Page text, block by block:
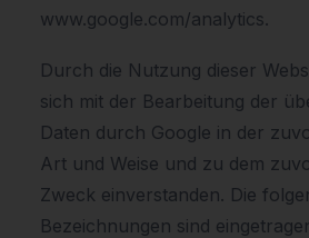
www.google.com/analytics.
Durch die Nutzung dieser
sich mit der Bearbeitung der
Daten durch Google in der
Art und Weise und zu dem
Zweck einverstanden. Die
Bezeichnungen sind